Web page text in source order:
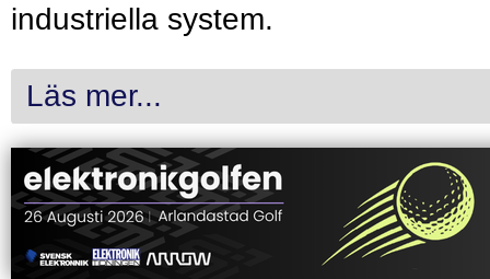
industriella system.
Läs mer...